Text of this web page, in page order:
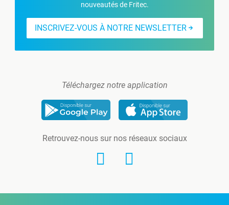
nouveautés de Fritec.
INSCRIVEZ-VOUS À NOTRE NEWSLETTER
Téléchargez notre application
Retrouvez-nous sur nos réseaux sociaux